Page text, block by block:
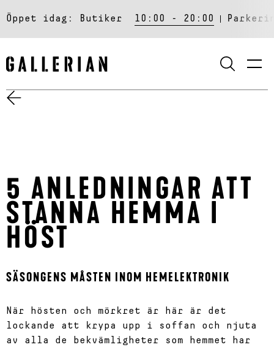
Öppet idag: Butiker 10:00 - 20:00
5 ANLEDNINGAR ATT
STANNA HEMMA I
HÖST
SÄSONGENS MÅSTEN INOM HEMELEKTRONIK
När hösten och mörkret är här är det
lockande att krypa upp i soffan och njuta
av alla de bekvämligheter som hemmet har